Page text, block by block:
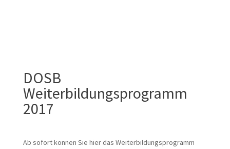
DOSB
Weiterbildungsprogramm
2017
Ab sofort konnen Sie hier das Weiterbildungsprogramm